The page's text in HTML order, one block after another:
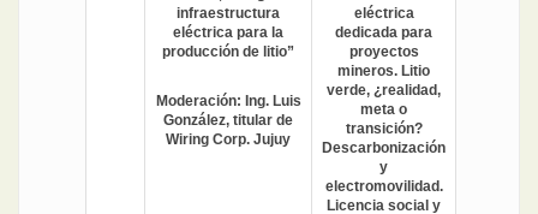
infraestructura
eléctrica para la
producción de litio”
Moderación: Ing. Luis
González, titular de
Wiring Corp. Jujuy
eléctrica
dedicada para
proyectos
mineros. Litio
verde, ¿realidad,
meta o
transición?
Descarbonización
y
electromovilidad.
Licencia social y